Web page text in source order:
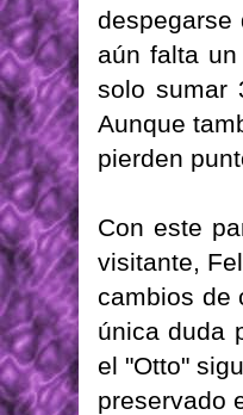
despegarse
aún falta
solo sumar
Aunque
pierden
Con este
visitante,
cambios de
única duda
el "Otto"
preservado